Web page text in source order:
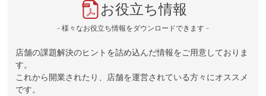
お役立ち情報
- 様々なお役立ち情報をダウンロードできます -
店舗の課題解決のヒントを詰め込んだ情報をご用意しておりま
す。
これから開業されたり、店舗を運営されている方々にオススメ
です。